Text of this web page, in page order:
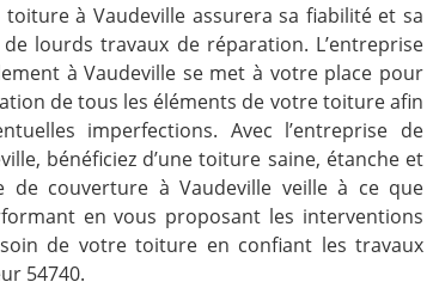
toiture à Vaudeville assurera sa fiabilité et sa
lourds travaux de réparation. L’entreprise
à Vaudeville se met à votre place pour
de tous les éléments de votre toiture afin
imperfections. Avec l’entreprise de
bénéficiez d’une toiture saine, étanche et
de couverture à Vaudeville veille à ce que
en vous proposant les interventions
de votre toiture en confiant les travaux
54740.